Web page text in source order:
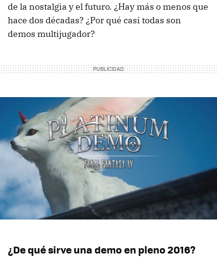
de la nostalgia y el futuro. ¿Hay más o menos que
hace dos décadas? ¿Por qué casi todas son
demos multijugador?
¿De qué sirve una demo en pleno 2016?